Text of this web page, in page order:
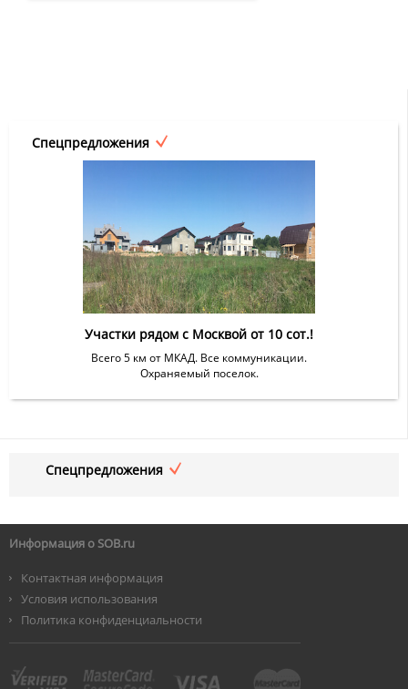
Спецпредложения
Участки рядом с Москвой от 10 сот.!
Всего 5 км от МКАД. Все коммуникации.
Охраняемый поселок.
Спецпредложения
Информация о SOB.ru
Контактная информация
Условия использования
Политика конфиденциальности